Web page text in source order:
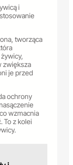
i
tworząca
zwiększa
je przed
ochrony
wzmacnia
To z kolei